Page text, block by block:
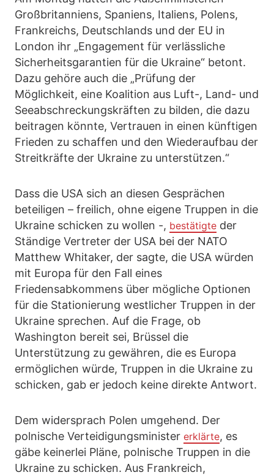
Großbritanniens, Spaniens, Italiens, Polens,
Frankreichs, Deutschlands und der EU in
London ihr „Engagement für verlässliche
Sicherheitsgarantien für die Ukraine“ betont.
Dazu gehöre auch die „Prüfung der
Möglichkeit, eine Koalition aus Luft-, Land- und
Seeabschreckungskräften zu bilden, die dazu
beitragen könnte, Vertrauen in einen künftigen
Frieden zu schaffen und den Wiederaufbau der
Streitkräfte der Ukraine zu unterstützen.“
Dass die USA sich an diesen Gesprächen
beteiligen – freilich, ohne eigene Truppen in die
Ukraine schicken zu wollen -, bestätigte der
Ständige Vertreter der USA bei der NATO
Matthew Whitaker, der sagte, die USA würden
mit Europa für den Fall eines
Friedensabkommens über mögliche Optionen
für die Stationierung westlicher Truppen in der
Ukraine sprechen. Auf die Frage, ob
Washington bereit sei, Brüssel die
Unterstützung zu gewähren, die es Europa
ermöglichen würde, Truppen in die Ukraine zu
schicken, gab er jedoch keine direkte Antwort.
Dem widersprach Polen umgehend. Der
polnische Verteidigungsminister erklärte, es
gäbe keinerlei Pläne, polnische Truppen in die
Ukraine zu schicken. Aus Frankreich,